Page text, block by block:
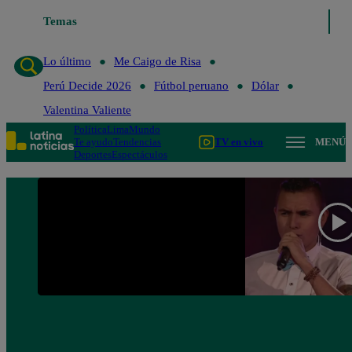
Temas
Lo último
Me Caigo de Risa
Perú Decide 2026
Fútbol peruano
Dólar
Valentina Valiente
PolíticaLimaMundo
Te ayudoTendencias
DeportesEspectáculos
TV en vivo MENÚ